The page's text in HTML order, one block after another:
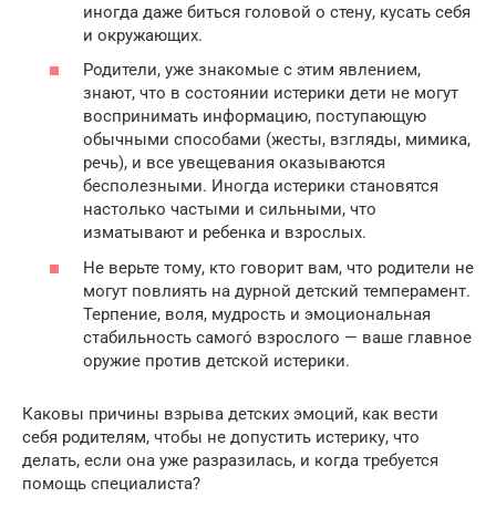
иногда даже биться головой о стену, кусать себя
и окружающих.
Родители, уже знакомые с этим явлением,
знают, что в состоянии истерики дети не могут
воспринимать информацию, поступающую
обычными способами (жесты, взгляды, мимика,
речь), и все увещевания оказываются
бесполезными. Иногда истерики становятся
настолько частыми и сильными, что
изматывают и ребенка и взрослых.
Не верьте тому, кто говорит вам, что родители не
могут повлиять на дурной детский темперамент.
Терпение, воля, мудрость и эмоциональная
стабильность самого́ взрослого — ваше главное
оружие против детской истерики.
Каковы причины взрыва детских эмоций, как вести
себя родителям, чтобы не допустить истерику, что
делать, если она уже разразилась, и когда требуется
помощь специалиста?